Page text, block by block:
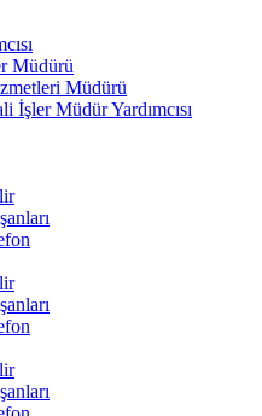
Müdürü
Müdürü
İşler Müdür Yardımcısı